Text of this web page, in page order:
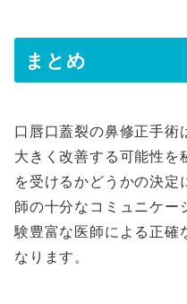
まとめ
口唇口蓋裂の鼻修正手術
大きく改善する可能性を
を受けるかどうかの決定
師の十分なコミュニケー
験豊富な医師による正確
なります。